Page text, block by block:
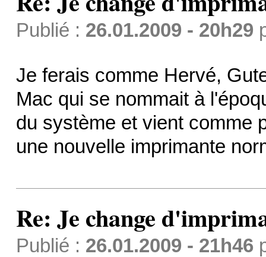
Publié : 26.01.2009 - 20h29
Je ferais comme Hervé,
Mac qui se nommait à
du système et vient comme
une nouvelle imprimante
Re: Je change
Publié : 26.01.2009 - 21h46